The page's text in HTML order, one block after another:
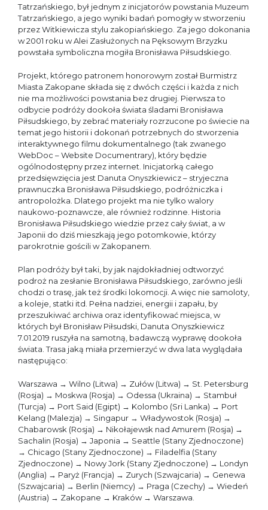
Tatrzańskiego, był jednym z inicjatorów powstania Muzeum
Tatrzańskiego, a jego wyniki badań pomogły w stworzeniu
przez Witkiewicza stylu zakopiańskiego. Za jego dokonania
w 2001 roku w Alei Zasłużonych na Pęksowym Brzyzku
powstała symboliczna mogiła Bronisława Piłsudskiego.
Projekt, którego patronem honorowym został Burmistrz
Miasta Zakopane składa się z dwóch części i każda z nich
nie ma możliwości powstania bez drugiej. Pierwsza to
odbycie podróży dookoła świata śladami Bronisława
Piłsudskiego, by zebrać materiały rozrzucone po świecie na
temat jego historii i dokonań potrzebnych do stworzenia
interaktywnego filmu dokumentalnego (tak zwanego
WebDoc – Website Documentrary), który będzie
ogólnodostępny przez internet. Inicjatorką całego
przedsięwzięcia jest Danuta Onyszkiewicz – stryjeczna
prawnuczka Bronisława Piłsudskiego, podróżniczka i
antropolożka. Dlatego projekt ma nie tylko walory
naukowo-poznawcze, ale również rodzinne. Historia
Bronisława Piłsudskiego wiedzie przez cały świat, a w
Japonii do dziś mieszkają jego potomkowie, którzy
parokrotnie gościli w Zakopanem.
Plan podróży był taki, by jak najdokładniej odtworzyć
podroż na zesłanie Bronisława Piłsudskiego, zarówno jeśli
chodzi o trasę, jak też środki lokomocji. A więc nie samoloty,
a koleje, statki itd. Pełna nadziei, energii i zapału, by
przeszukiwać archiwa oraz identyfikować miejsca, w
których był Bronisław Piłsudski, Danuta Onyszkiewicz
7.01.2019 ruszyła na samotną, badawczą wyprawę dookoła
świata. Trasa jaką miała przemierzyć w dwa lata wyglądała
następująco:
Warszawa → Wilno (Litwa) → Zułów (Litwa) → St. Petersburg
(Rosja) → Moskwa (Rosja) → Odessa (Ukraina) → Stambuł
(Turcja) → Port Said (Egipt) → Kolombo (Sri Lanka) → Port
Kelang (Malezja) → Singapur → Władywostok (Rosja) →
Chabarowsk (Rosja) → Nikołajewsk nad Amurem (Rosja) →
Sachalin (Rosja) → Japonia → Seattle (Stany Zjednoczone)
→ Chicago (Stany Zjednoczone) → Filadelfia (Stany
Zjednoczone) → Nowy Jork (Stany Zjednoczone) → Londyn
(Anglia) → Paryż (Francja) → Zurych (Szwajcaria) → Genewa
(Szwajcaria) → Berlin (Niemcy) → Praga (Czechy) → Wiedeń
(Austria) → Zakopane → Kraków → Warszawa.